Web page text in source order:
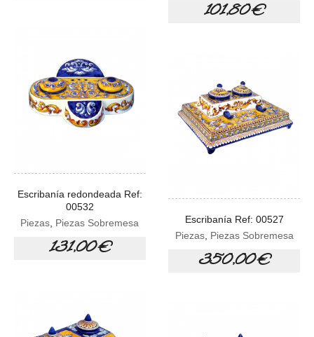
101,80 €
Escribanía redondeada Ref:
00532
Piezas Piezas Sobremesa
131,00 €
Escribanía Ref: 00527
Piezas, Piezas Sobremesa
350,00 €